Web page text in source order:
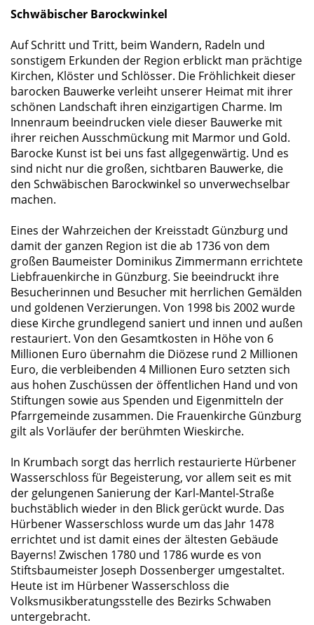
Schwäbischer Barockwinkel
Auf Schritt und Tritt, beim Wandern, Radeln und
sonstigem Erkunden der Region erblickt man prächtige
Kirchen, Klöster und Schlösser. Die Fröhlichkeit dieser
barocken Bauwerke verleiht unserer Heimat mit ihrer
schönen Landschaft ihren einzigartigen Charme. Im
Innenraum beeindrucken viele dieser Bauwerke mit
ihrer reichen Ausschmückung mit Marmor und Gold.
Barocke Kunst ist bei uns fast allgegenwärtig. Und es
sind nicht nur die großen, sichtbaren Bauwerke, die
den Schwäbischen Barockwinkel so unverwechselbar
machen.
Eines der Wahrzeichen der Kreisstadt Günzburg und
damit der ganzen Region ist die ab 1736 von dem
großen Baumeister Dominikus Zimmermann errichtete
Liebfrauenkirche in Günzburg. Sie beeindruckt ihre
Besucherinnen und Besucher mit herrlichen Gemälden
und goldenen Verzierungen. Von 1998 bis 2002 wurde
diese Kirche grundlegend saniert und innen und außen
restauriert. Von den Gesamtkosten in Höhe von 6
Millionen Euro übernahm die Diözese rund 2 Millionen
Euro, die verbleibenden 4 Millionen Euro setzten sich
aus hohen Zuschüssen der öffentlichen Hand und von
Stiftungen sowie aus Spenden und Eigenmitteln der
Pfarrgemeinde zusammen. Die Frauenkirche Günzburg
gilt als Vorläufer der berühmten Wieskirche.
In Krumbach sorgt das herrlich restaurierte Hürbener
Wasserschloss für Begeisterung, vor allem seit es mit
der gelungenen Sanierung der Karl-Mantel-Straße
buchstäblich wieder in den Blick gerückt wurde. Das
Hürbener Wasserschloss wurde um das Jahr 1478
errichtet und ist damit eines der ältesten Gebäude
Bayerns! Zwischen 1780 und 1786 wurde es von
Stiftsbaumeister Joseph Dossenberger umgestaltet.
Heute ist im Hürbener Wasserschloss die
Volksmusikberatungsstelle des Bezirks Schwaben
untergebracht.